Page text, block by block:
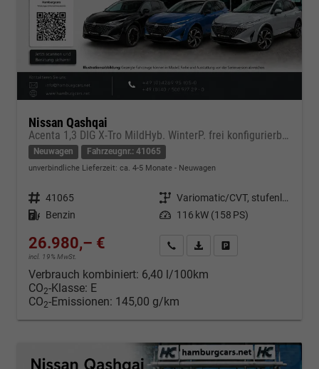
Nissan Qashqai
Acenta 1,3 DIG X-Tro MildHyb. WinterP. frei konfigurierbar !
Neuwagen Fahrzeugnr.: 41065
unverbindliche Lieferzeit: ca. 4-5 Monate Neuwagen
Fahrzeugnr. 41065 Getriebe
Variomatic/CVT, stufenlos
Kraftstoff Benzin Leistung 116 kW (158 PS)
26.980,– €
incl. 19% MwSt.
Kontakt & Angebot anfordern
PDF-Datei, Fahrzeugexposé
Verbrauch kombiniert: 6,40 l/100km
CO2-Klasse: E
CO2-Emissionen: 145,00 g/km